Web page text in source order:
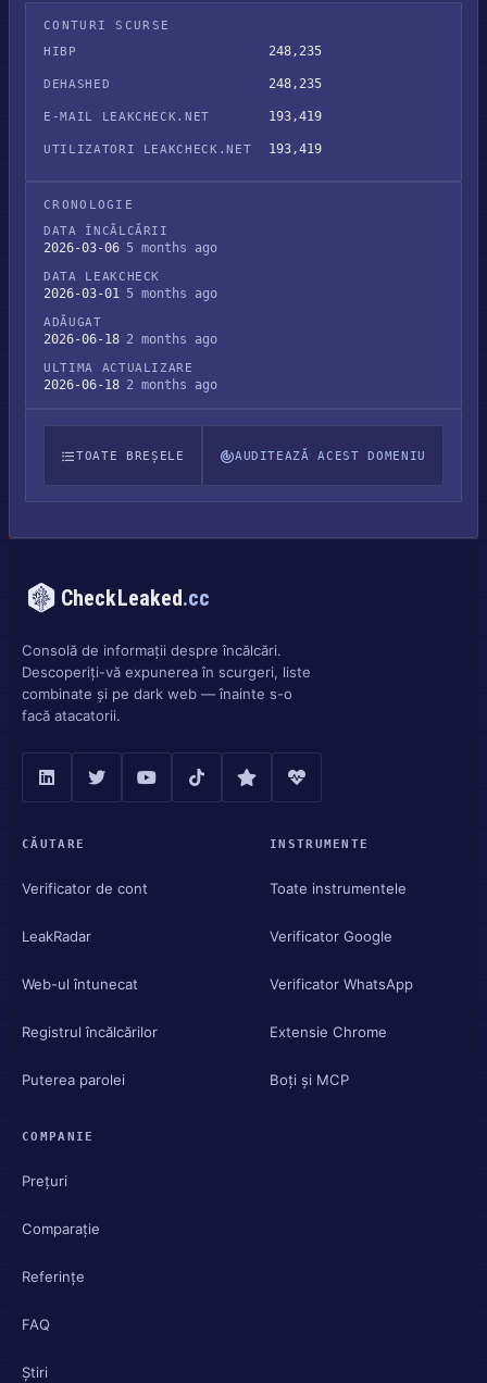
CONTURI SCURSE
HIBP
248,235
DEHASHED 248,235
E-MAIL LEAKCHECK.NET 193,419
UTILIZATORI LEAKCHECK.NET 193,419
CRONOLOGIE
DATA ÎNCĂLCĂRII
2026-03-06 5 months ago
DATA LEAKCHECK
2026-03-01 5 months ago
ADĂUGAT
2026-06-18 2 months ago
ULTIMA ACTUALIZARE
2026-06-18 2 months ago
TOATE BREȘELE AUDITEAZĂ ACEST DOMENIU
CheckLeaked.cc
Consolă de informații despre încălcări.
Descoperiți-vă expunerea în scurgeri, liste
combinate și pe dark web — înainte s-o
facă atacatorii.
CĂUTARE
Verificator de cont
LeakRadar
Web-ul întunecat
Registrul încălcărilor
Puterea parolei
INSTRUMENTE
Toate instrumentele
Verificator Google
Verificator WhatsApp
Extensie Chrome
Boți și MCP
COMPANIE
Prețuri
Comparație
Referințe
FAQ
Știri